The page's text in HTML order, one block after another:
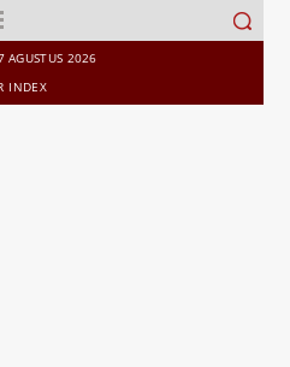
Search
for:
AGUSTUS 2026
INDEX